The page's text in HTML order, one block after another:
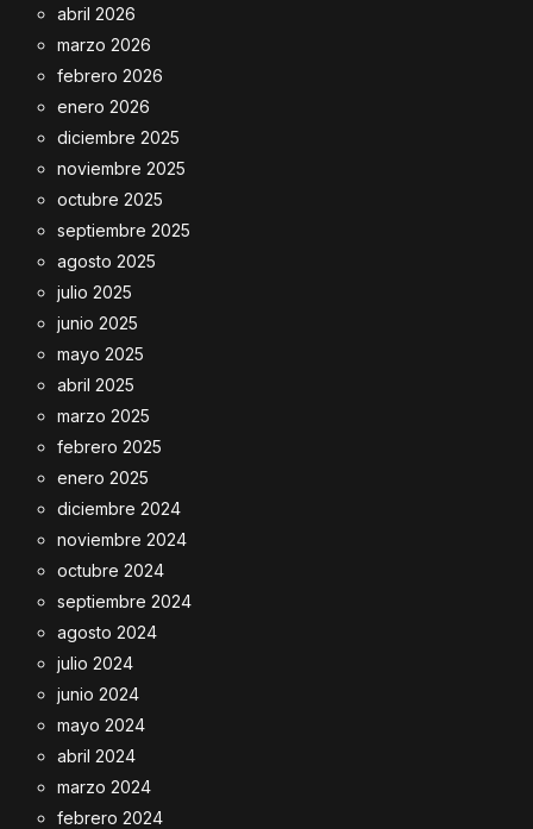
abril 2026
marzo 2026
febrero 2026
enero 2026
diciembre 2025
noviembre 2025
octubre 2025
septiembre 2025
agosto 2025
julio 2025
junio 2025
mayo 2025
abril 2025
marzo 2025
febrero 2025
enero 2025
diciembre 2024
noviembre 2024
octubre 2024
septiembre 2024
agosto 2024
julio 2024
junio 2024
mayo 2024
abril 2024
marzo 2024
febrero 2024